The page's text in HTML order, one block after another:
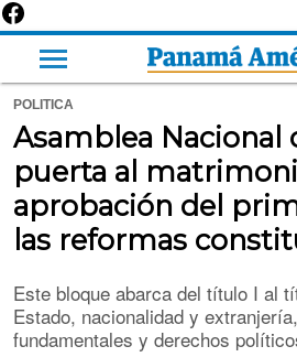
POLITICA
Asamblea Nacional
puerta al
aprobación del
las reformas
Este bloque abarca del título I al
Estado, nacionalidad y
fundamentales y derechos